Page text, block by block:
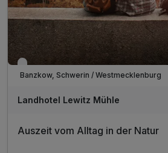
Verfügbar bis November
Banzkow, Schwerin / Westmecklenburg
Landhotel Lewitz Mühle
Auszeit vom Alltag in der Natur